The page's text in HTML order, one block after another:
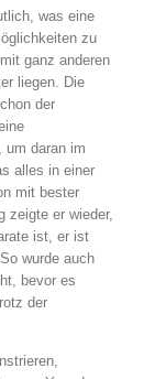
was eine
zu
ganz anderen
liegen. Die
der
um daran im
alles in einer
mit bester
zeigte er wieder,
ist, er ist
wurde auch
bevor es
der